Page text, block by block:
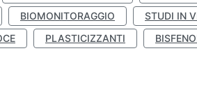
BIOMONITORAGGIO STUDI IN
PLASTICIZZANTI